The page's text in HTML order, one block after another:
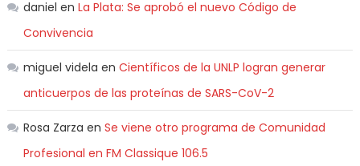
daniel en La Plata: Se aprobó el nuevo Código de
Convivencia
miguel videla en Científicos de la UNLP logran generar
anticuerpos de las proteínas de SARS-CoV-2
Rosa Zarza en Se viene otro programa de Comunidad
Profesional en FM Classique 106.5